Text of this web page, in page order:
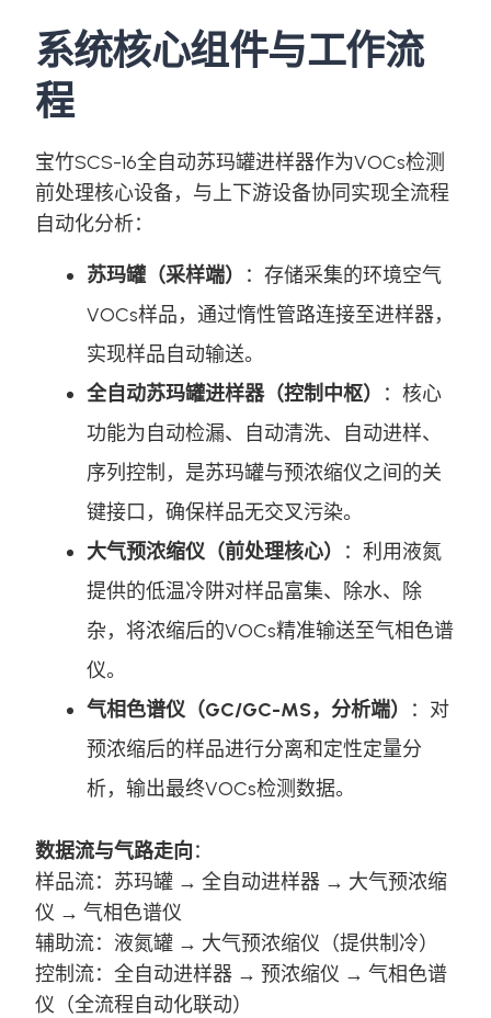
系统核心组件与工作流
程
宝竹SCS-16全自动苏玛罐进样器作为VOCs检测
前处理核心设备，与上下游设备协同实现全流程
自动化分析：
苏玛罐（采样端）
：存储采集的环境空气
VOCs样品，通过惰性管路连接至进样器，
实现样品自动输送。
全自动苏玛罐进样器（控制中枢）
：核心
功能为自动检漏、自动清洗、自动进样、
序列控制，是苏玛罐与预浓缩仪之间的关
键接口，确保样品无交叉污染。
大气预浓缩仪（前处理核心）
：利用液氮
提供的低温冷阱对样品富集、除水、除
杂，将浓缩后的VOCs精准输送至气相色谱
仪。
气相色谱仪（GC/GC-MS，分析端）
：对
预浓缩后的样品进行分离和定性定量分
析，输出最终VOCs检测数据。
数据流与气路走向：
样品流：苏玛罐 → 全自动进样器 → 大气预浓缩
仪 → 气相色谱仪
辅助流：液氮罐 → 大气预浓缩仪（提供制冷）
控制流：全自动进样器 → 预浓缩仪 → 气相色谱
仪（全流程自动化联动）